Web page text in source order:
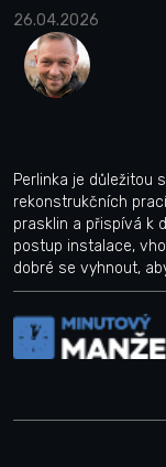
26.04.2026
Perlinka je důležitou
rekonstrukčních
prasklin a přispívá k
postup instalace,
dobré se vyhnout,